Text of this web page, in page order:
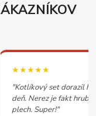
★★★★★
"Kotlíkový set dorazil
deň. Nerez je fakt
plech. Super!"